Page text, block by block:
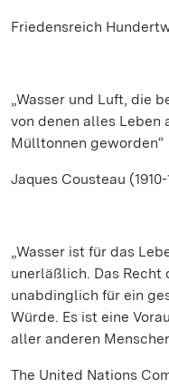
Friedensreich
„Wasser und Luft, die
von denen alles Leben
Mülltonnen geworden“
Jaques Cousteau (1910-
„Wasser ist für das
unerläßlich. Das Recht
unabdinglich für ein
Würde. Es ist eine
aller anderen
The United Nations